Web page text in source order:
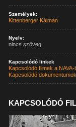
Személyek:
Kittenberger Kálmán
Nyelv:
nincs szöveg
Kapcsolódó linkek
Kapcsolódó filmek a NAVA-
Kapcsolódó
KAPCSOLÓDÓ